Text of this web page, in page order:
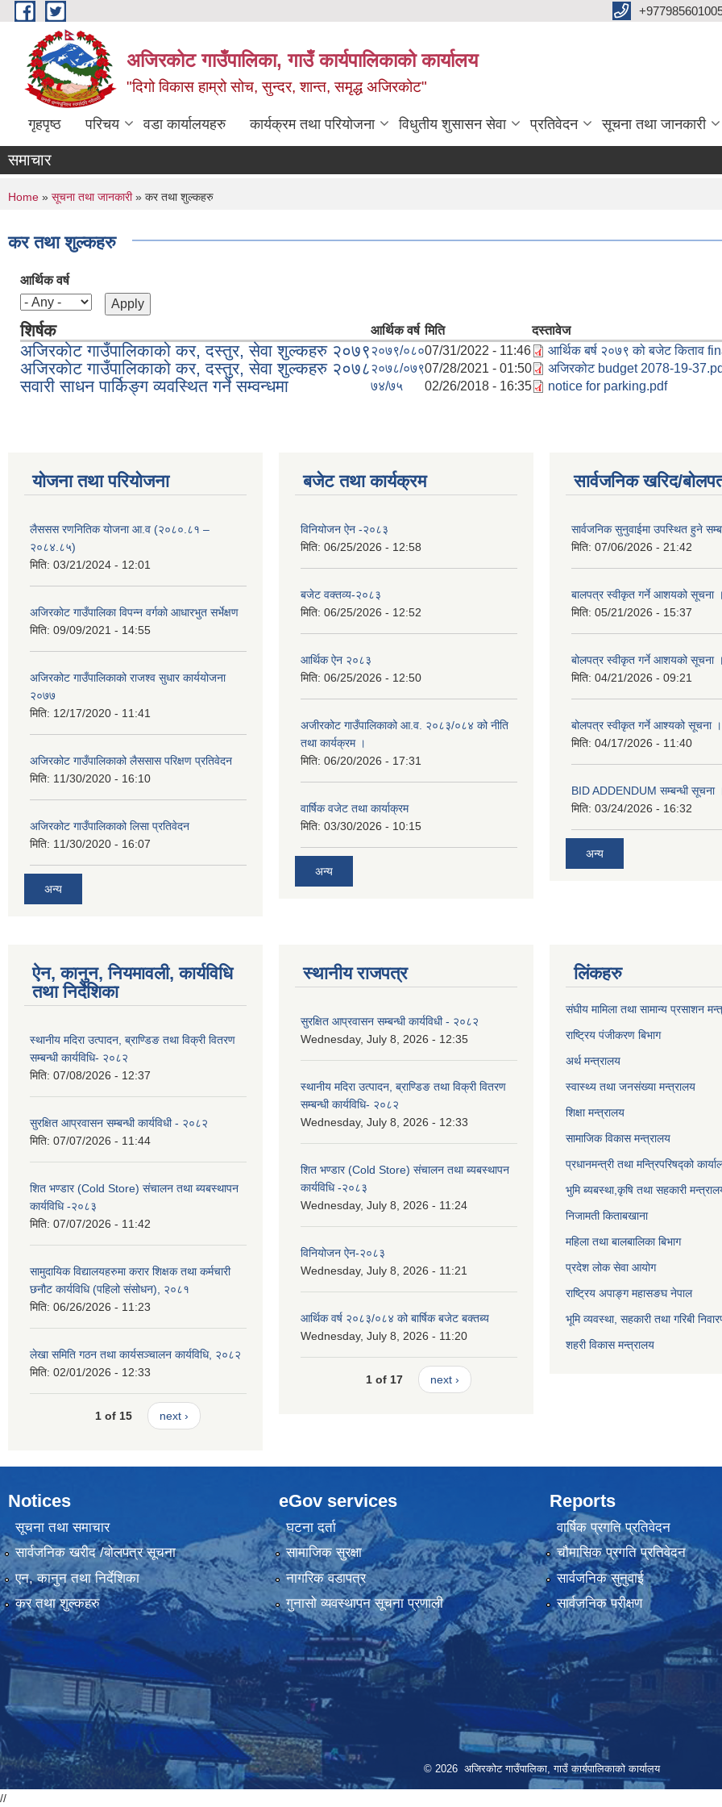
Skip to main content
अजिरकोट गाउँपालिका, गाउँ कार्यपालिकाको कार्यालय
"दिगो विकास हाम्रो सोच, सुन्दर, शान्त, समृद्ध अजिरकोट"
गृहपृष्ठ परिचय वडा कार्यालयहरु कार्यक्रम तथा परियोजना विधुतीय शुसासन सेवा प्रतिवेदन सूचना तथा जानकारी
समाचार
You are here
Home » सूचना तथा जानकारी» कर तथा शुल्कहरु
कर तथा शुल्कहरु
आर्थिक वर्ष
शिर्षक आर्थिक वर्ष मिति दस्तावेज
अजिरकाेट गाउँपालिकाको कर, दस्तुर, सेवा शुल्कहरु २०७९२०७९/०८०07/31/2022 - 11:46 आर्थिक बर्ष २०७९ को बजेट किताव
अजिरकाेट गाउँपालिकाको कर, दस्तुर, सेवा शुल्कहरु २०७८२०७८/०७९07/28/2021 - 01:50 अजिरकोट budget 2078-19-
सवारी साधन पार्किङ्ग व्यवस्थित गर्ने सम्वन्धमा ७४/७५ 02/26/2018 - 16:35 notice for parking.pdf
योजना तथा परियोजना
लैससस रणनितिक योजना आ.व (२०८०.८१ –
२०८४.८५)
मिति: 03/21/2024 - 12:01
अजिरकाेट गाउँपालिका विपन्न वर्गकाे आधारभुत सर्भेक्षण
मिति: 09/09/2021 - 14:55
अजिरकोट गाउँपालिकाको राजश्व सुधार कार्ययोजना
२०७७
मिति: 12/17/2020 - 11:41
अजिरकोट गाउँपालिकाको लैससास परिक्षण प्रतिवेदन
मिति: 11/30/2020 - 16:10
अजिरकोट गाउँपालिकाको लिसा प्रतिवेदन
मिति: 11/30/2020 - 16:07
अन्य
बजेट तथा कार्यक्रम
विनियोजन ऐन -२०८३
मिति: 06/25/2026 - 12:58
बजेट वक्तव्य-२०८३
मिति: 06/25/2026 - 12:52
आर्थिक ऐन २०८३
मिति: 06/25/2026 - 12:50
अजीरकोट गाउँपालिकाको आ.व. २०८३/०८४ को नीति
तथा कार्यक्रम ।
मिति: 06/20/2026 - 17:31
वार्षिक वजेट तथा कार्याक्रम
मिति: 03/30/2026 - 10:15
अन्य
सार्वजनिक खरिद/
सार्वजनिक सुनुवाईमा उपस्थित हुने
मिति: 07/06/2026 - 21:42
बालपत्र स्वीकृत गर्ने आशयको सूचना ।
मिति: 05/21/2026 - 15:37
बोलपत्र स्वीकृत गर्ने आशयको सूचना ।
मिति: 04/21/2026 - 09:21
बोलपत्र स्वीकृत गर्ने आश्यको सूचना ।
मिति: 04/17/2026 - 11:40
BID ADDENDUM सम्बन्धी सूचना
मिति: 03/24/2026 - 16:32
अन्य
ऐन, कानुन, नियमावली, कार्यविधि
तथा निर्देशिका
स्थानीय मदिरा उत्पादन, ब्राण्डिङ तथा विक्री वितरण
सम्बन्धी कार्यविधि- २०८२
मिति: 07/08/2026 - 12:37
सुरक्षित आप्रवासन सम्बन्धी कार्यविधी - २०८२
मिति: 07/07/2026 - 11:44
शित भण्डार (Cold Store) संचालन तथा ब्यबस्थापन
कार्यविधि -२०८३
मिति: 07/07/2026 - 11:42
सामुदायिक विद्यालयहरुमा करार शिक्षक तथा कर्मचारी
छनौट कार्यविधि (पहिलो संसोधन), २०८१
मिति: 06/26/2026 - 11:23
लेखा समिति गठन तथा कार्यसञ्चालन कार्यविधि, २०८२
मिति: 02/01/2026 - 12:33
1 of 15 next ›
स्थानीय राजपत्र
सुरक्षित आप्रवासन सम्बन्धी कार्यविधी - २०८२
Wednesday, July 8, 2026 - 12:35
स्थानीय मदिरा उत्पादन, ब्राण्डिङ तथा विक्री वितरण
सम्बन्धी कार्यविधि- २०८२
Wednesday, July 8, 2026 - 12:33
शित भण्डार (Cold Store) संचालन तथा ब्यबस्थापन
कार्यविधि -२०८३
Wednesday, July 8, 2026 - 11:24
विनियोजन ऐन-२०८३
Wednesday, July 8, 2026 - 11:21
आर्थिक वर्ष २०८३/०८४ को बार्षिक बजेट बक्तब्य
Wednesday, July 8, 2026 - 11:20
1 of 17 next ›
लिंकहरु
संघीय मामिला तथा सामान्य प्रसाशन
राष्ट्रिय पंजीकरण बिभाग
अर्थ मन्त्रालय
स्वास्थ्य तथा जनसंख्या मन्त्रालय
शिक्षा मन्त्रालय
सामाजिक विकास मन्त्रालय
प्रधानमन्त्री तथा मन्त्रिपरिषद्को
भुमि ब्यबस्था,कृषि तथा सहकारी
निजामती किताबखाना
महिला तथा बालबालिका बिभाग
प्रदेश लोक सेवा आयोग
राष्ट्रिय अपाङ्ग महासङघ नेपाल
भूमि व्यवस्था, सहकारी तथा गरिबी
शहरी विकास मन्त्रालय
Notices
सूचना तथा समाचार
सार्वजनिक खरीद /बोलपत्र सूचना
एन, कानुन तथा निर्देशिका
कर तथा शुल्कहरु
eGov services
घटना दर्ता
सामाजिक सुरक्षा
नागरिक वडापत्र
गुनासो व्यवस्थापन सूचना प्रणाली
Reports
वार्षिक प्रगति प्रतिवेदन
चौमासिक प्रगति प्रतिवेदन
सार्वजनिक सुनुवाई
सार्वजनिक परीक्षण
© 2026 अजिरकोट गाउँपालिका, गाउँ कार्यपालिकाको कार्यालय
//